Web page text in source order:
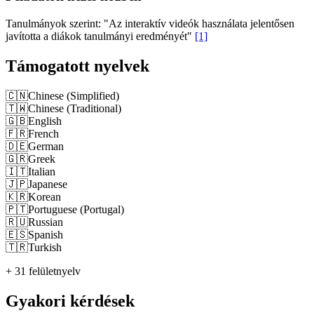
Tanulmányok szerint: "Az interaktív videók használata jelentősen
javította a diákok tanulmányi eredményét" [1]
Támogatott nyelvek
🇨🇳Chinese (Simplified)
🇹🇼Chinese (Traditional)
🇬🇧English
🇫🇷French
🇩🇪German
🇬🇷Greek
🇮🇹Italian
🇯🇵Japanese
🇰🇷Korean
🇵🇹Portuguese (Portugal)
🇷🇺Russian
🇪🇸Spanish
🇹🇷Turkish
+ 31 felületnyelv
Gyakori kérdések